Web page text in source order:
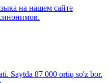
на нашем сайте
Saytda 87 000 ortiq so'z bor.